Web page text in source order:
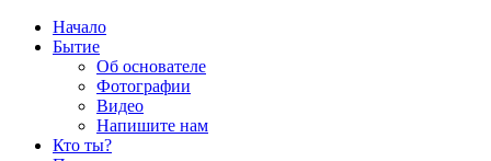
Начало
Бытие
Об основателе
Фотографии
Видео
Напишите нам
Кто ты?